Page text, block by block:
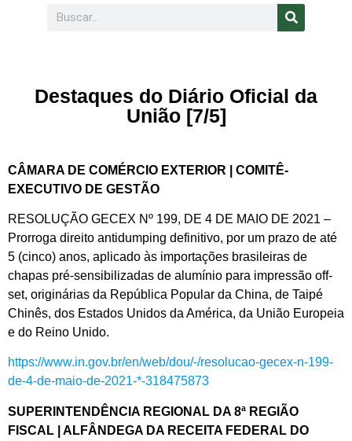
Destaques do Diário Oficial da
União [7/5]
CÂMARA DE COMÉRCIO EXTERIOR | COMITÊ-
EXECUTIVO DE GESTÃO
RESOLUÇÃO GECEX Nº 199, DE 4 DE MAIO DE 2021 –
Prorroga direito antidumping definitivo, por um prazo de até
5 (cinco) anos, aplicado às importações brasileiras de
chapas pré-sensibilizadas de alumínio para impressão off-
set, originárias da República Popular da China, de Taipé
Chinês, dos Estados Unidos da América, da União Europeia
e do Reino Unido.
https://www.in.gov.br/en/web/dou/-/resolucao-gecex-n-199-
de-4-de-maio-de-2021-*-318475873
SUPERINTENDÊNCIA REGIONAL DA 8ª REGIÃO
FISCAL | ALFÂNDEGA DA RECEITA FEDERAL DO